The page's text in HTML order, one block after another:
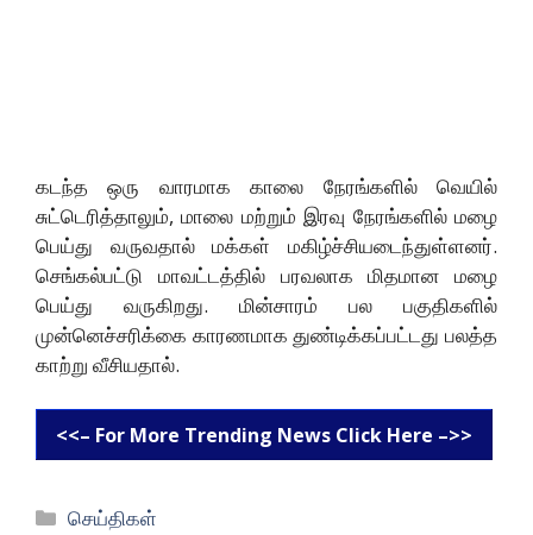
கடந்த ஒரு வாரமாக காலை நேரங்களில் வெயில்
சுட்டெரித்தாலும், மாலை மற்றும் இரவு நேரங்களில் மழை
பெய்து வருவதால் மக்கள் மகிழ்ச்சியடைந்துள்ளனர்.
செங்கல்பட்டு மாவட்டத்தில் பரவலாக மிதமான மழை
பெய்து வருகிறது. மின்சாரம் பல பகுதிகளில்
முன்னெச்சரிக்கை காரணமாக துண்டிக்கப்பட்டது பலத்த
காற்று வீசியதால்.
<<– For More Trending News Click Here –>>
Categories
செய்திகள்